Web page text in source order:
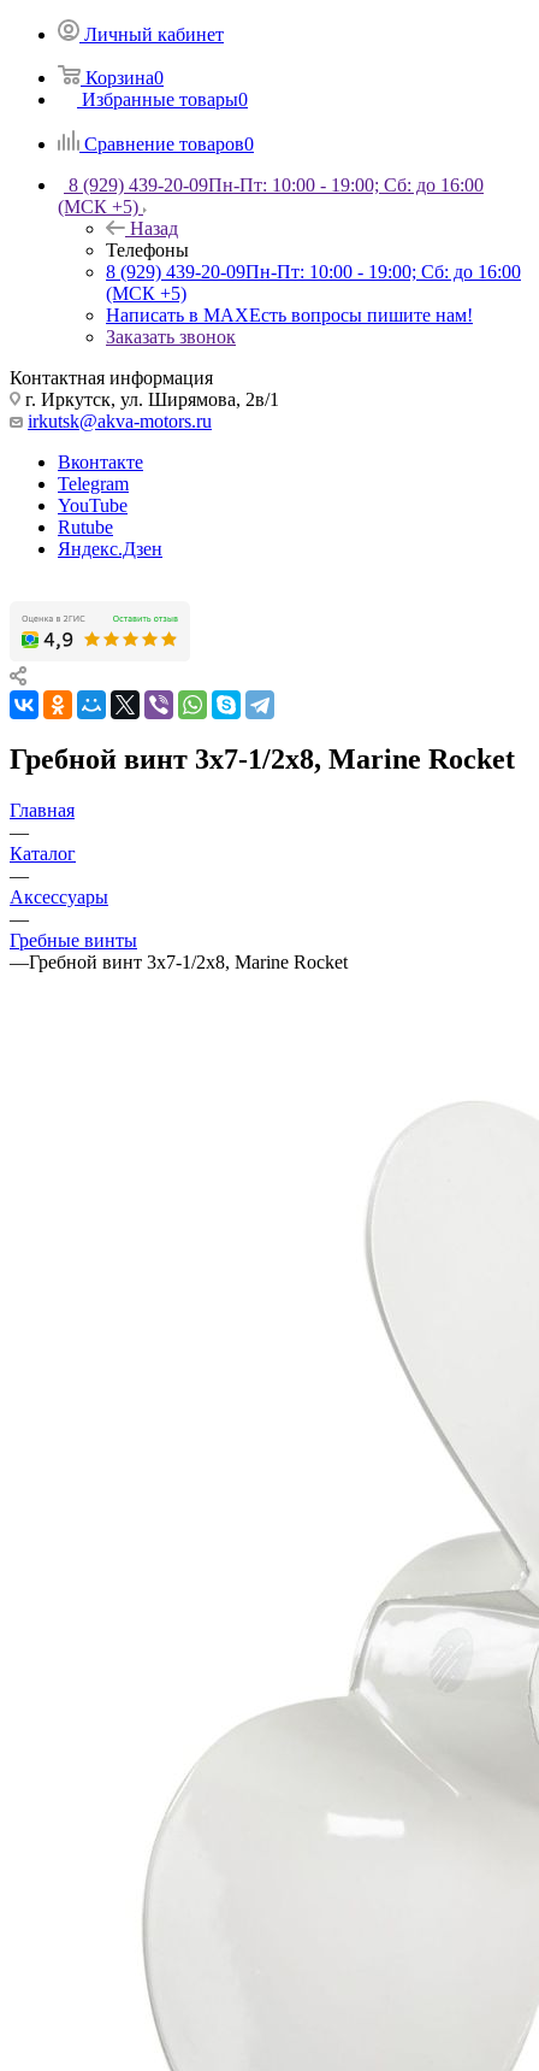
Личный кабинет
Корзина0
Избранные товары0
Сравнение товаров0
8 (929) 439-20-09Пн-Пт: 10:00 - 19:00; Сб: до 16:00
(МСК +5)
Назад
Телефоны
8 (929) 439-20-09Пн-Пт: 10:00 - 19:00; Сб: до 16:00
(МСК +5)
Написать в MAXЕсть вопросы пишите нам!
Заказать звонок
Контактная информация
г. Иркутск, ул. Ширямова, 2в/1
irkutsk@akva-motors.ru
Вконтакте
Telegram
YouTube
Rutube
Яндекс.Дзен
Гребной винт 3x7-1/2x8, Marine Rocket
Главная
—
Каталог
—
Аксессуары
—
Гребные винты
—Гребной винт 3x7-1/2x8, Marine Rocket